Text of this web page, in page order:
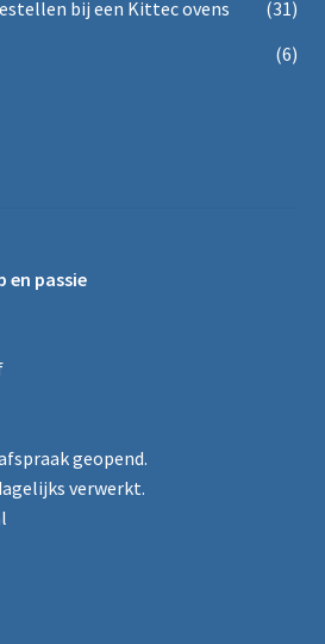
bij een Kittec ovens
(31)
(6)
en passie
geopend.
verwerkt.